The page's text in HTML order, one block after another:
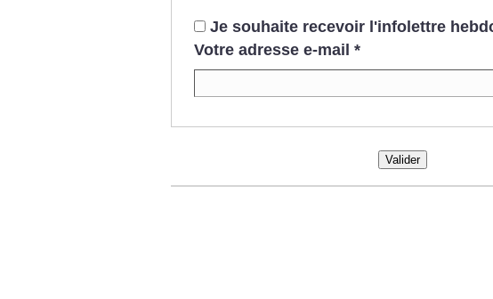
Je souhaite recevoir l'infolettre
Votre adresse e-mail *
Valider